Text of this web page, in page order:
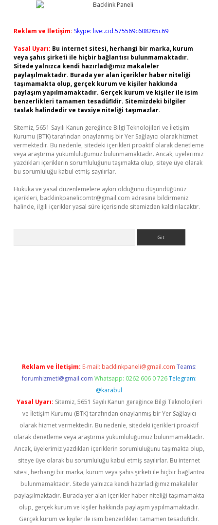
Reklam ve İletişim: Skype: live:.cid.575569c608265c69
Yasal Uyarı: Bu internet sitesi, herhangi bir marka, kurum
veya şahıs şirketi ile hiçbir bağlantısı bulunmamaktadır.
Sitede yalnızca kendi hazırladığımız makaleler
paylaşılmaktadır. Burada yer alan içerikler haber niteliği
taşımamakta olup, gerçek kurum ve kişiler hakkında
paylaşım yapılmamaktadır. Gerçek kurum ve kişiler ile isim
benzerlikleri tamamen tesadüfidir. Sitemizdeki bilgiler
taslak halindedir ve tavsiye niteliği taşımazlar.
Sitemiz, 5651 Sayılı Kanun gereğince Bilgi Teknolojileri ve İletişim
Kurumu (BTK) tarafından onaylanmış bir Yer Sağlayıcı olarak hizmet
vermektedir. Bu nedenle, sitedeki içerikleri proaktif olarak denetleme
veya araştırma yükümlülüğümüz bulunmamaktadır. Ancak, üyelerimiz
yazdıkları içeriklerin sorumluluğunu taşımakta olup, siteye üye olarak
bu sorumluluğu kabul etmiş sayılırlar.
Hukuka ve yasal düzenlemelere aykırı olduğunu düşündüğünüz
içerikleri, backlinkpanelicomtr@gmail.com adresine bildirmeniz
halinde, ilgili içerikler yasal süre içerisinde sitemizden kaldırılacaktır.
Reklam ve İletişim: E-mail: backlinkpaneli@gmail.com Teams:
forumhizmeti@gmail.com Whatsapp: 0262 606 0 726 Telegram:
@karabul
Yasal Uyarı: Sitemiz, 5651 Sayılı Kanun gereğince Bilgi Teknolojileri
ve İletişim Kurumu (BTK) tarafından onaylanmış bir Yer Sağlayıcı
olarak hizmet vermektedir. Bu nedenle, sitedeki içerikleri proaktif
olarak denetleme veya araştırma yükümlülüğümüz bulunmamaktadır.
Ancak, üyelerimiz yazdıkları içeriklerin sorumluluğunu taşımakta olup,
siteye üye olarak bu sorumluluğu kabul etmiş sayılırlar. Bu internet
sitesi, herhangi bir marka, kurum veya şahıs şirketi ile hiçbir bağlantısı
bulunmamaktadır. Sitede yalnızca kendi hazırladığımız makaleler
paylaşılmaktadır. Burada yer alan içerikler haber niteliği taşımamakta
olup, gerçek kurum ve kişiler hakkında paylaşım yapılmamaktadır.
Gerçek kurum ve kişiler ile isim benzerlikleri tamamen tesadüfidir.